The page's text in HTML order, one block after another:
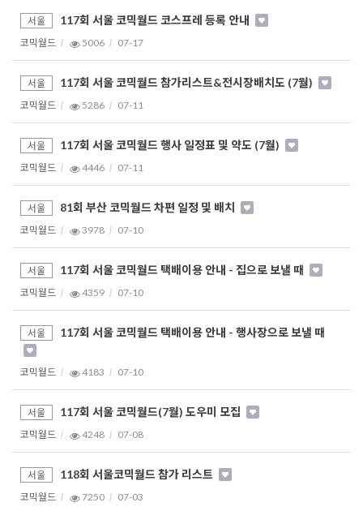
서울 117회 서울 코믹월드 코스프레 등록 안내
코믹월드 5006 07-17
서울 117회 서울 코믹월드 참가리스트&전시장배치도 (7월)
코믹월드 5286 07-11
서울 117회 서울 코믹월드 행사 일정표 및 약도 (7월)
코믹월드 4446 07-11
서울 81회 부산 코믹월드 차편 일정 및 배치
코믹월드 3978 07-10
서울 117회 서울 코믹월드 택배이용 안내 - 집으로 보낼 때
코믹월드 4359 07-10
서울 117회 서울 코믹월드 택배이용 안내 - 행사장으로 보낼 때
코믹월드 4183 07-10
서울 117회 서울 코믹월드(7월) 도우미 모집
코믹월드 4248 07-08
서울 118회 서울코믹월드 참가 리스트
코믹월드 7250 07-03